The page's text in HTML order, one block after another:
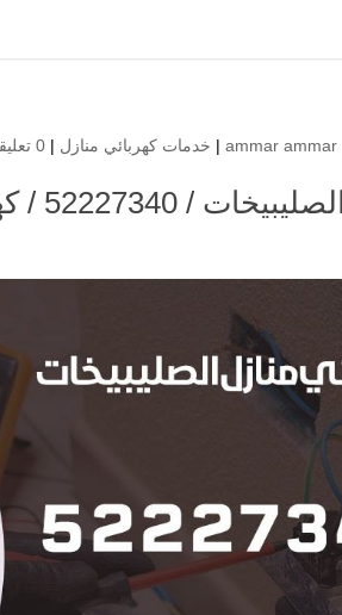
ammar ammar خدمات كهربائي منازل | 0 تعليقات